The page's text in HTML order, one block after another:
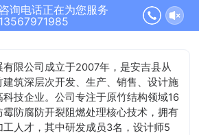
咨询电话正在为您服务
13567971985
限公司成立于2007年，是安吉县从
筑深层次开发、生产、销售、设计施
技企业。公司专注于原竹结构领域16
防腐防开裂阻燃处理核心技术，拥有
人才，其中研发成员3名，设计师5